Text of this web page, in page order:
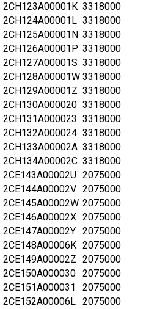
2CH123A00001K 3318000
2CH124A00001L 3318000
2CH125A00001N 3318000
2CH126A00001P 3318000
2CH127A00001S 3318000
2CH128A00001W 3318000
2CH129A00001Z 3318000
2CH130A000020 3318000
2CH131A000023 3318000
2CH132A000024 3318000
2CH133A00002A 3318000
2CH134A00002C 3318000
2CE143A00002U 2075000
2CE144A00002V 2075000
2CE145A00002W 2075000
2CE146A00002X 2075000
2CE147A00002Y 2075000
2CE148A00006K 2075000
2CE149A00002Z 2075000
2CE150A000030 2075000
2CE151A000031
2075000
2CE152A00006L 2075000